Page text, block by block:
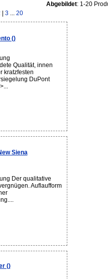
Abgebildet: 1-20
3... 20
()
Qualität, innen
kratzfesten
DuPont
Siena
Der qualitative
Auflaufform
()